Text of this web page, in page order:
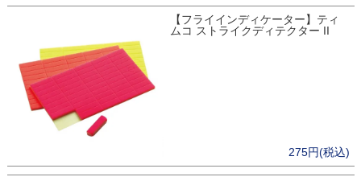
【フライインディケーター】ティ
ムコ ストライクディテクター II
275円(税込)